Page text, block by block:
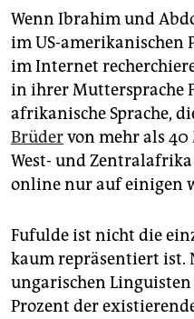
abo
genossenschaft
epaper login
Wenn Ibrahim und
im US-
im Internet
in ihrer Muttersprache
afrikanische Sprache,
Brüdervon mehr als
West- und
online nur auf einigen
Fufulde ist nicht die
kaum repräsentiert ist.
ungarischen
Prozent der